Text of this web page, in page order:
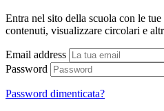
Entra nel sito della scuola con le
contenuti, visualizzare circolari e
Email address
Password
Password dimenticata?